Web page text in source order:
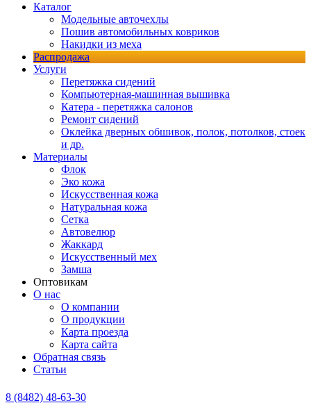
Каталог
Модельные авточехлы
Пошив автомобильных ковриков
Накидки из меха
Распродажа
Услуги
Перетяжка сидений
Компьютерная-машинная вышивка
Катера - перетяжка салонов
Ремонт сидений
Оклейка дверных обшивок, полок, потолков, стоек
и др.
Материалы
Флок
Эко кожа
Искусственная кожа
Натуральная кожа
Сетка
Автовелюр
Жаккард
Искусственный мех
Замша
Оптовикам
О нас
О компании
О продукции
Карта проезда
Карта сайта
Обратная связь
Статьи
8 (8482) 48-63-30